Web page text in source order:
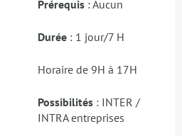
Prérequis : Aucun
Durée : 1 jour/7 H
Horaire de 9H à 17H
Possibilités : INTER /
INTRA entreprises